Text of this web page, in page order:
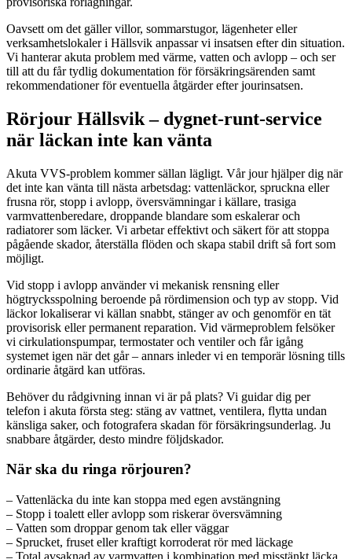
Oavsett om det gäller villor, sommarstugor, lägenheter eller
verksamhetslokaler i Hällsvik anpassar vi insatsen efter din situation.
Vi hanterar akuta problem med värme, vatten och avlopp – och ser
till att du får tydlig dokumentation för försäkringsärenden samt
rekommendationer för eventuella åtgärder efter jourinsatsen.
Rörjour Hällsvik – dygnet-runt-service
när läckan inte kan vänta
Akuta VVS-problem kommer sällan lägligt. Vår jour hjälper dig när
det inte kan vänta till nästa arbetsdag: vattenläckor, spruckna eller
frusna rör, stopp i avlopp, översvämningar i källare, trasiga
varmvattenberedare, droppande blandare som eskalerar och
radiatorer som läcker. Vi arbetar effektivt och säkert för att stoppa
pågående skador, återställa flöden och skapa stabil drift så fort som
möjligt.
Vid stopp i avlopp använder vi mekanisk rensning eller
högtrycksspolning beroende på rördimension och typ av stopp. Vid
läckor lokaliserar vi källan snabbt, stänger av och genomför en tät
provisorisk eller permanent reparation. Vid värmeproblem felsöker
vi cirkulationspumpar, termostater och ventiler och får igång
systemet igen när det går – annars inleder vi en temporär lösning tills
ordinarie åtgärd kan utföras.
Behöver du rådgivning innan vi är på plats? Vi guidar dig per
telefon i akuta första steg: stäng av vattnet, ventilera, flytta undan
känsliga saker, och fotografera skadan för försäkringsunderlag. Ju
snabbare åtgärder, desto mindre följdskador.
När ska du ringa rörjouren?
– Vattenläcka du inte kan stoppa med egen avstängning
– Stopp i toalett eller avlopp som riskerar översvämning
– Vatten som droppar genom tak eller väggar
– Sprucket, fruset eller kraftigt korroderat rör med läckage